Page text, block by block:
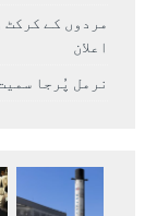
اعلان
نرمل پُرجا سمیت 10 کوہ پیما براڈ پیک پر